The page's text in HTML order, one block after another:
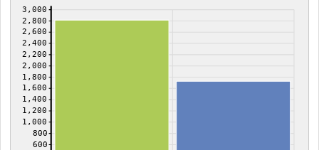
600
800
1,000
1,200
1,400
1,600
1,800
2,000
2,200
2,400
2,600
2,800
3,000